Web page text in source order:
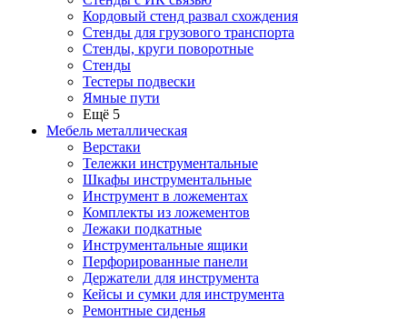
Кордовый стенд развал схождения
Стенды для грузового транспорта
Стенды, круги поворотные
Стенды
Тестеры подвески
Ямные пути
Ещё 5
Мебель металлическая
Верстаки
Тележки инструментальные
Шкафы инструментальные
Инструмент в ложементах
Комплекты из ложементов
Лежаки подкатные
Инструментальные ящики
Перфорированные панели
Держатели для инструмента
Кейсы и сумки для инструмента
Ремонтные сиденья